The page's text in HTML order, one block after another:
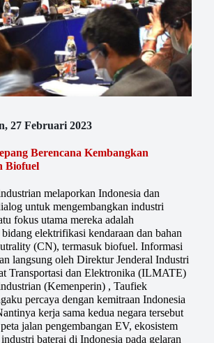
27 Februari 2023
Berencana Kembangkan
Biofuel
melaporkan Indonesia dan
untuk mengembangkan industri
fokus utama mereka adalah
elektrifikasi kendaraan dan bahan
(CN), termasuk biofuel. Informasi
langsung oleh Direktur Jenderal Industri
Transportasi dan Elektronika (ILMATE)
(Kemenperin) , Taufiek
percaya dengan kemitraan Indonesia
kerja sama kedua negara tersebut
jalan pengembangan EV, ekosistem
baterai di Indonesia pada gelaran